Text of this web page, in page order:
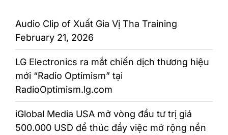
Audio Clip of Xuất Gia Vị Tha Training
February 21, 2026
LG Electronics ra mắt chiến dịch thương hiệu
mới “Radio Optimism” tại
RadioOptimism.lg.com
iGlobal Media USA mở vòng đầu tư trị giá
500.000 USD để thúc đẩy việc mở rộng nền